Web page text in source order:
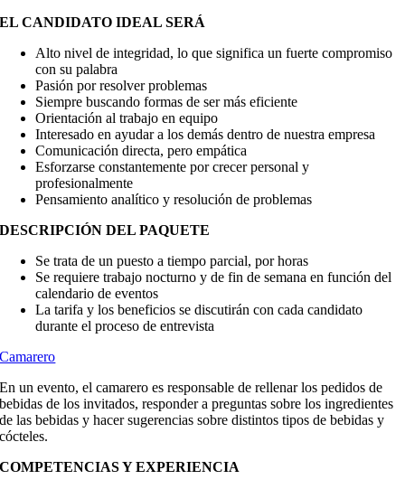
EL CANDIDATO IDEAL SERÁ
Alto nivel de integridad, lo que significa un fuerte compromiso
con su palabra
Pasión por resolver problemas
Siempre buscando formas de ser más eficiente
Orientación al trabajo en equipo
Interesado en ayudar a los demás dentro de nuestra empresa
Comunicación directa, pero empática
Esforzarse constantemente por crecer personal y
profesionalmente
Pensamiento analítico y resolución de problemas
DESCRIPCIÓN DEL PAQUETE
Se trata de un puesto a tiempo parcial, por horas
Se requiere trabajo nocturno y de fin de semana en función del
calendario de eventos
La tarifa y los beneficios se discutirán con cada candidato
durante el proceso de entrevista
Camarero
En un evento, el camarero es responsable de rellenar los pedidos de
bebidas de los invitados, responder a preguntas sobre los ingredientes
de las bebidas y hacer sugerencias sobre distintos tipos de bebidas y
cócteles.
COMPETENCIAS Y EXPERIENCIA